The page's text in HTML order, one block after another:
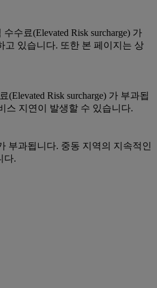
료(Elevated Risk surcharge) 가
고 있습니다. 또한 본 페이지는 상
Risk surcharge) 가 부과됩
스 지연이 발생할 수 있습니다.
부과됩니다. 중동 지역의 지속적인
다.